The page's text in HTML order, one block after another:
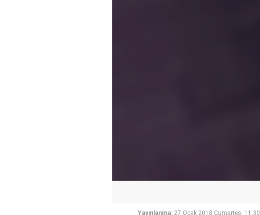
Yayınlanma: 27 Ocak 2018 Cumartesi 11:30